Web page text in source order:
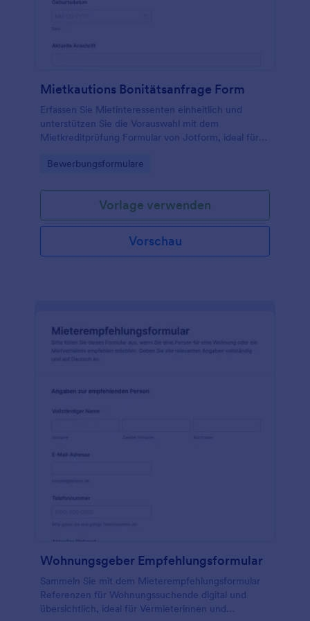
Mietkautions Bonitätsanfrage Form
Erfassen Sie Mietinteressenten einheitlich und
unterstützen Sie die Vorauswahl mit dem
Mietkreditprüfung Formular von Jotform, ideal für
schnellen Datenerfassung und Auswertung der
Go to Category:
Bewerbungsformulare
Vorlage verwenden
Vorschau
Wohnungsgeber Empfehlungsformular
Sammeln Sie mit dem Mieterempfehlungsformular
Referenzen für Wohnungssuchende digital und
übersichtlich, ideal für Vermieterinnen und